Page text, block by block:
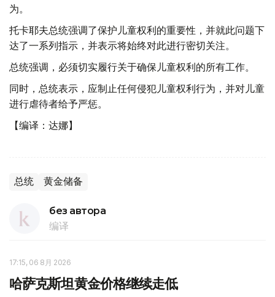
为。
托卡耶夫总统强调了保护儿童权利的重要性，并就此问题下
达了一系列指示，并表示将始终对此进行密切关注。
总统强调，必须切实履行关于确保儿童权利的所有工作。
同时，总统表示，应制止任何侵犯儿童权利行为，并对儿童
进行虐待者给予严惩。
【编译：达娜】
总统 黄金储备
без автора
编译
17:15, 06 8月 2026
哈萨克斯坦黄金价格继续走低